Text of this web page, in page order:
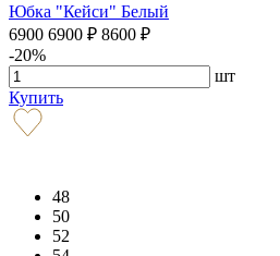
Юбка "Кейси" Белый
6900 6900 ₽ 8600 ₽
-20%
шт
Купить
48
50
52